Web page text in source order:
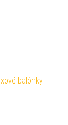
balónky